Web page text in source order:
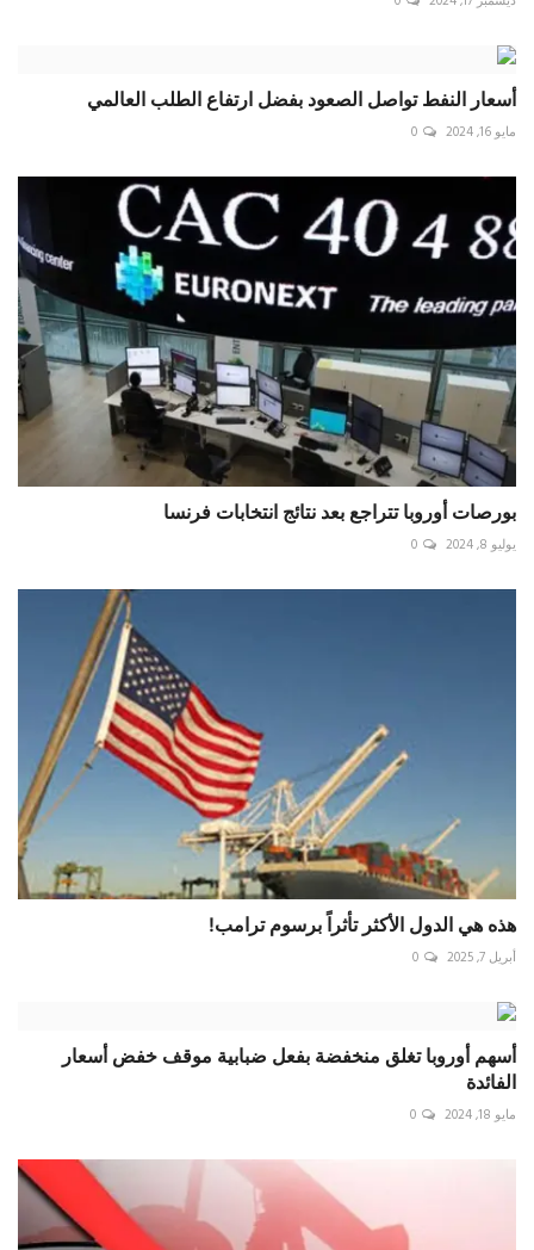
أسعار النفط تواصل الصعود بفضل ارتفاع الطلب العالمي
مايو 16, 2024 0
بورصات أوروبا تتراجع بعد نتائج انتخابات فرنسا
يوليو 8, 2024 0
هذه هي الدول الأكثر تأثراً برسوم ترامب!
أبريل 7, 2025 0
أسهم أوروبا تغلق منخفضة بفعل ضبابية موقف خفض أسعار
الفائدة
مايو 18, 2024 0